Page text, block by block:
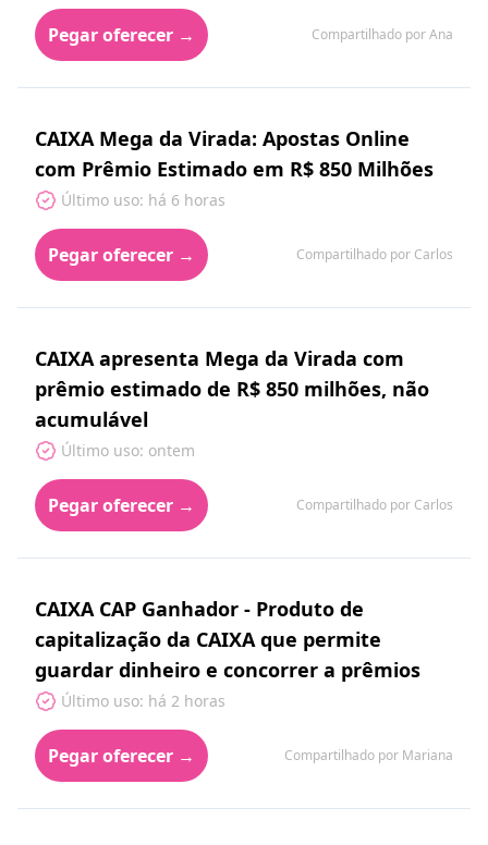
Pegar oferecer → Compartilhado por Ana
CAIXA Mega da Virada: Apostas Online
com Prêmio Estimado em R$ 850 Milhões
Último uso: há 6 horas
Pegar oferecer → Compartilhado por Carlos
CAIXA apresenta Mega da Virada com
prêmio estimado de R$ 850 milhões, não
acumulável
Último uso: ontem
Pegar oferecer → Compartilhado por Carlos
CAIXA CAP Ganhador - Produto de
capitalização da CAIXA que permite
guardar dinheiro e concorrer a prêmios
Último uso: há 2 horas
Pegar oferecer → Compartilhado por Mariana